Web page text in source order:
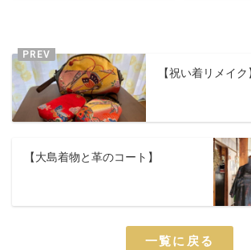
【祝い着リメイク
【大島着物と革のコート】
一覧に戻る